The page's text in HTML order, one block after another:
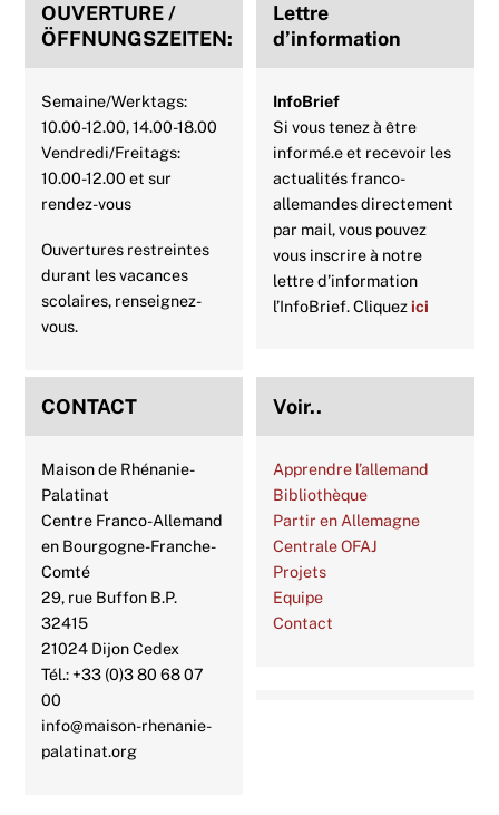
k s p n
OUVERTURE /
ÖFFNUNGSZEITEN:
Semaine/Werktags:
10.00-12.00, 14.00-18.00
Vendredi/Freitags:
10.00-12.00 et sur
rendez-vous
Ouvertures restreintes
durant les vacances
scolaires, renseignez-
vous.
Lettre
d’information
InfoBrief
Si vous tenez à être
informé.e et recevoir les
actualités franco-
allemandes directement
par mail, vous pouvez
vous inscrire à notre
lettre d’information
l’InfoBrief. Cliquezici
CONTACT
Maison de Rhénanie-
Palatinat
Centre Franco-Allemand
en Bourgogne-Franche-
Comté
29, rue Buffon B.P.
32415
21024 Dijon Cedex
Tél.: +33 (0)3 80 68 07
00
info@maison-rhenanie-
palatinat.org
Voir..
Apprendre l’allemand
Bibliothèque
Partir en Allemagne
Centrale OFAJ
Projets
Equipe
Contact